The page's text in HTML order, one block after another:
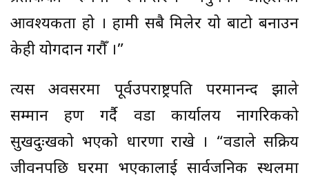
आवश्यकता हो । हामी सबै मिलेर यो बाटो बनाउन
केही योगदान गरौँ ।”
त्यस अवसरमा पूर्वउपराष्ट्रपति परमानन्द झाले
सम्मान ग्रहण गर्दै वडा कार्यालय नागरिकको
सुखदुःखको भएको धारणा राखे । “वडाले सक्रिय
जीवनपछि घरमा भएकालाई सार्वजनिक स्थलमा